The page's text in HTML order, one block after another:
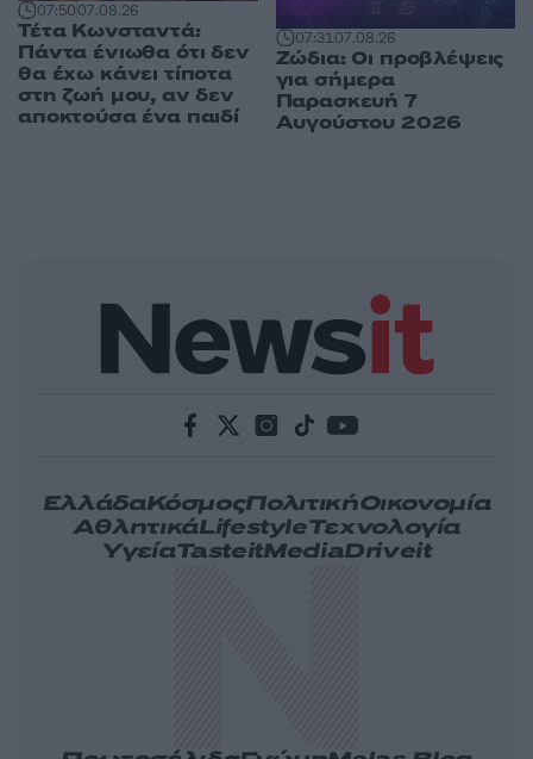
07:5007.08.26
Τέτα Κωνσταντά:
Πάντα ένιωθα ότι δεν
θα έχω κάνει τίποτα
στη ζωή μου, αν δεν
αποκτούσα ένα παιδί
07:3107.08.26
Ζώδια: Οι προβλέψεις
για σήμερα
Παρασκευή 7
Αυγούστου 2026
ΕλλάδαΚόσμοςΠολιτικήΟικονομία
ΑθλητικάLifestyleΤεχνολογία
ΥγείαTasteitMediaDriveit